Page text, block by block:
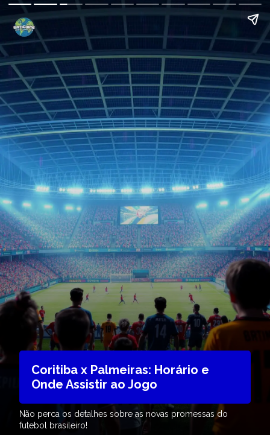
Coritiba x Palmeiras: Horário e
Onde Assistir ao Jogo
Não perca os detalhes sobre as novas promessas do
futebol brasileiro!